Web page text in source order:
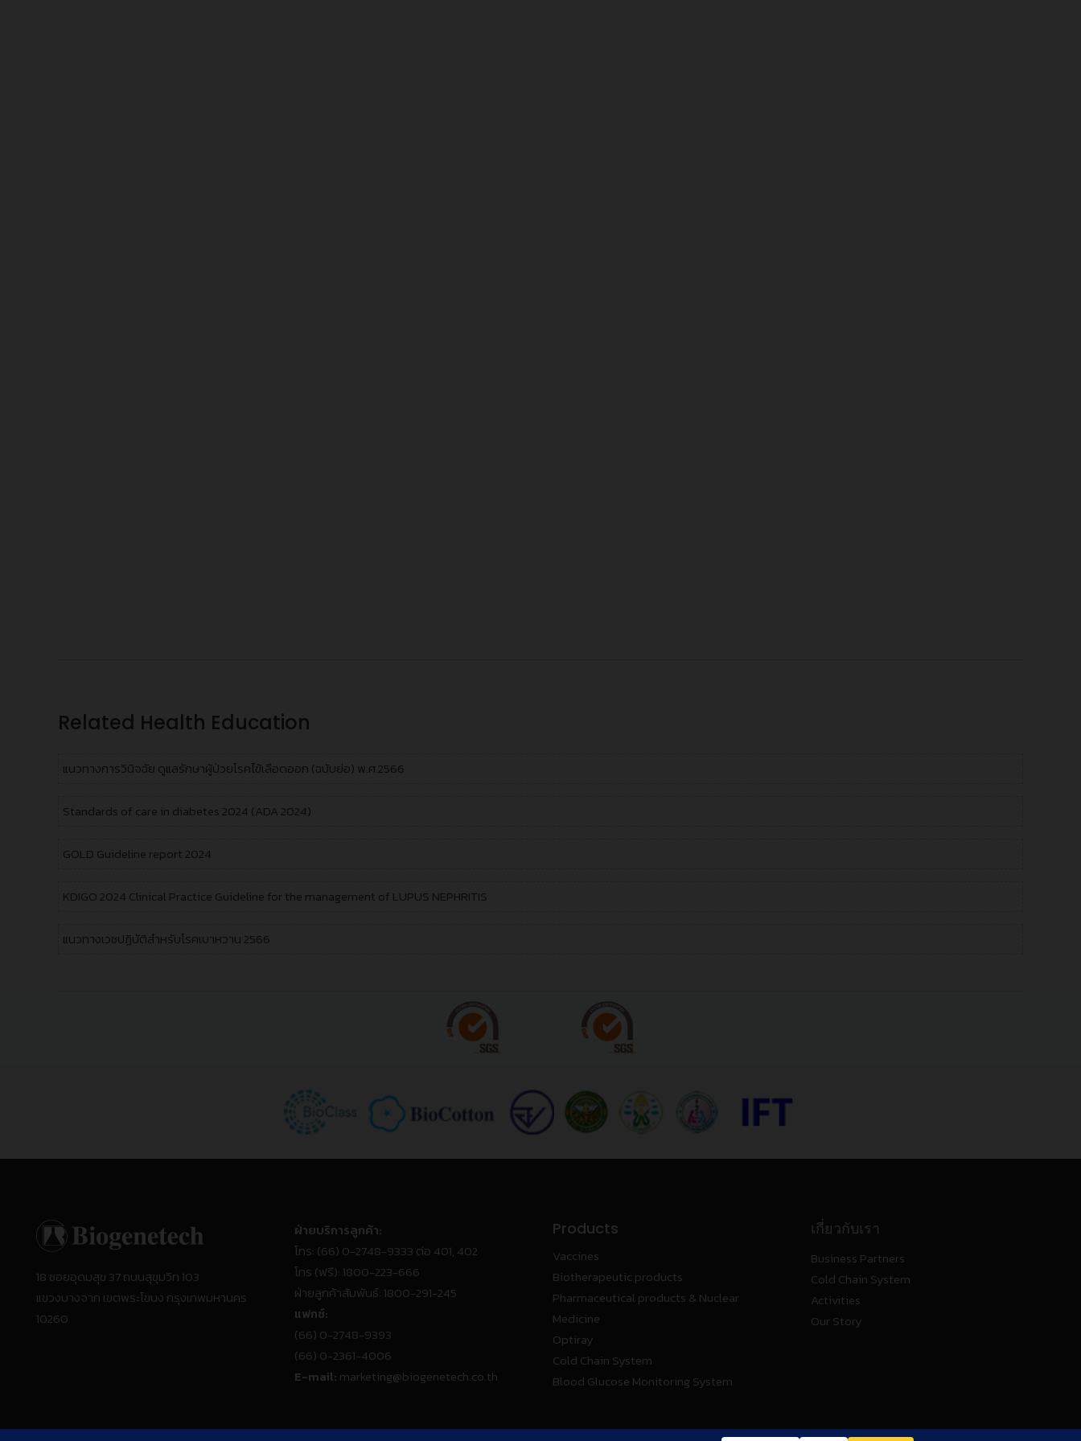
Related Health Education
แนวทางการวินิจฉัย ดูแลรักษาผู้ป่วยโรคไข้เลือดออก (ฉบับย่อ) พ.ศ.2566
Standards of care in diabetes 2024 (ADA 2024)
GOLD Guideline report 2024
KDIGO 2024 Clinical Practice Guideline for the management of LUPUS NEPHRITIS
แนวทางเวชปฏิบัติสำหรับโรคเบาหวาน 2566
18 ซอยอุดมสุข 37 ถนนสุขุมวิท 103
แขวงบางจาก เขตพระโขนง กรุงเทพมหานคร
10260
ฝ่ายบริการลูกค้า:
โทร: (66) 0-2748-9333 ต่อ 401, 402
โทร (ฟรี): 1800-223-666
ฝ่ายลูกค้าสัมพันธ์: 1800-291-245
แฟกซ์:
(66) 0-2748-9393
(66) 0-2361-4006
E-mail: marketing@biogenetech.co.th
Products
Vaccines
Biotherapeutic products
Pharmaceutical products & Nuclear
Medicine
Optiray
Cold Chain System
Blood Glucose Monitoring System
เกี่ยวกับเรา
Business Partners
Cold Chain System
Activities
Our Story